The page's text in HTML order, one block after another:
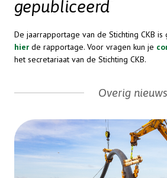
gepubliceerd
De jaarrapportage van de Stichting CKB is
hier de rapportage. Voor vragen kun je
het secretariaat van de Stichting CKB.
Overig nieuws